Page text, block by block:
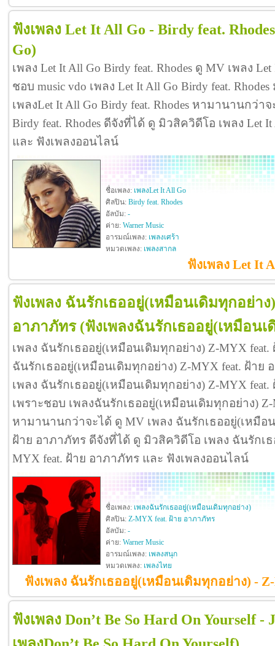
ฟังเพลง Let It All Go - Birdy feat. Rhodes
Go)
เพลง Let It All Go Birdy feat. Rhodes ดู MV เพลง
ชอบ music vdo เพลง Let It All Go Birdy feat.
เพลงLet It All Go Birdy feat. Rhodes หามานานกว่า
Birdy feat. Rhodes ดีจังที่ได้ ดู มิวสิควิดีโอ เพลง Let It
และ ฟังเพลงออนไลน์
ชื่อเพลง: เพลงLet It All Go
ศิลปิน: Birdy feat. Rhodes
อัลบัม: -
ค่าย: Warner Music
อารมณ์เพลง: เพลงเศร้า
หมวดเพลง: เพลงสากล
ฟังเพลง Let It
ฟังเพลง ฉันรักเธออยู่(เหมือนเดิมทุกอย่าง
อาภาภัทร (ฟังเพลงฉันรักเธออยู่(เหมือน
เพลง ฉันรักเธออยู่(เหมือนเดิมทุกอย่าง) Z-MYX
ฉันรักเธออยู่(เหมือนเดิมทุกอย่าง) Z-MYX feat. ฝ้าย
เพลง ฉันรักเธออยู่(เหมือนเดิมทุกอย่าง) Z-MYX
เพราะชอบ เพลงฉันรักเธออยู่(เหมือนเดิมทุกอย่าง)
หามานานกว่าจะได้ ดู MV เพลง ฉันรักเธออยู่(เหมือ
ฝ้าย อาภาภัทร ดีจังที่ได้ ดู มิวสิควิดีโอ เพลง ฉันรักเ
MYX feat. ฝ้าย อาภาภัทร และ ฟังเพลงออนไลน์
ชื่อเพลง: เพลงฉันรักเธออยู่(เหมือนเดิมทุกอย่าง)
ศิลปิน: Z-MYX feat. ฝ้าย อาภาภัทร
อัลบัม: -
ค่าย: Warner Music
อารมณ์เพลง: เพลงสนุก
หมวดเพลง: เพลงไทย
ฟังเพลง ฉันรักเธออยู่(เหมือนเดิมทุกอย่าง) -
ฟังเพลง Don’t Be So Hard On Yourself -